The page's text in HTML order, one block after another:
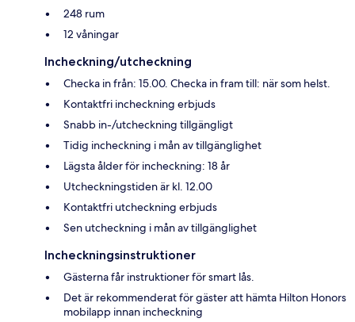
248 rum
12 våningar
Incheckning/utcheckning
Checka in från: 15.00. Checka in fram till: när som helst.
Kontaktfri incheckning erbjuds
Snabb in-/utcheckning tillgängligt
Tidig incheckning i mån av tillgänglighet
Lägsta ålder för incheckning: 18 år
Utcheckningstiden är kl. 12.00
Kontaktfri utcheckning erbjuds
Sen utcheckning i mån av tillgänglighet
Incheckningsinstruktioner
Gästerna får instruktioner för smart lås.
Det är rekommenderat för gäster att hämta Hilton Honors
mobilapp innan incheckning